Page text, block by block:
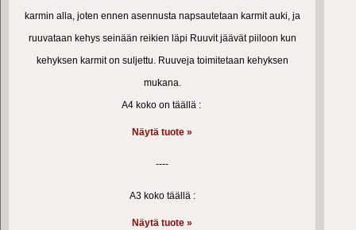
karmin alla, joten ennen asennusta napsautetaan karmit auki, ja
ruuvataan kehys seinään reikien läpi Ruuvit jäävät piiloon kun
kehyksen karmit on suljettu. Ruuveja toimitetaan kehyksen
mukana.
A4 koko on täällä :
Näytä tuote »
----
A3 koko täällä :
Näytä tuote »